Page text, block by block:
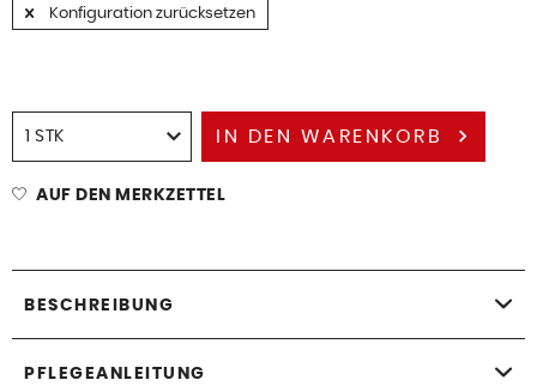
Konfiguration zurücksetzen
IN DEN WARENKORB
AUF DEN MERKZETTEL
BESCHREIBUNG
PFLEGEANLEITUNG